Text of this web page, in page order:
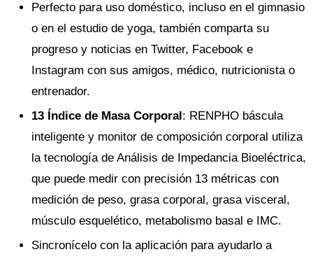
Perfecto para uso doméstico, incluso en el gimnasio
o en el estudio de yoga, también comparta su
progreso y noticias en Twitter, Facebook e
Instagram con sus amigos, médico, nutricionista o
entrenador.
13 Índice de Masa Corporal: RENPHO báscula
inteligente y monitor de composición corporal utiliza
la tecnología de Análisis de Impedancia Bioeléctrica,
que puede medir con precisión 13 métricas con
medición de peso, grasa corporal, grasa visceral,
músculo esquelético, metabolismo basal e IMC.
Sincronícelo con la aplicación para ayudarlo a